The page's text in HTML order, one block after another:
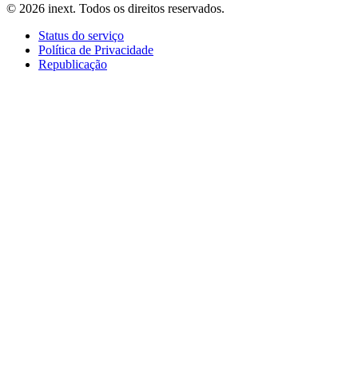
© 2026 inext. Todos os direitos reservados.
Status do serviço
Política de Privacidade
Republicação